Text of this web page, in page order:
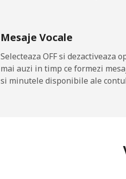
Telefon fix
Mobil
Mesaje Vocale
Selecteaza OFF si dezactiveaza
mai auzi in timp ce formezi
si minutele disponibile ale